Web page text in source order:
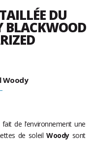
DU
Woody
fait de l’environnement une
de soleilWoodysont